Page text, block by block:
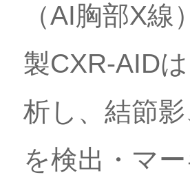
（AI胸部X
製CXR-AID
析し、結節
を検出・マ